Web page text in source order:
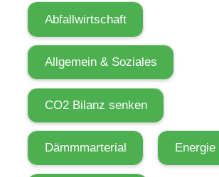
Abfallwirtschaft
Allgemein & Soziales
CO2 Bilanz senken
Dämmmarterial